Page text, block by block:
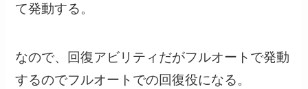
て発動する。
なので、回復アビリティだがフルオートで発動
するのでフルオートでの回復役になる。